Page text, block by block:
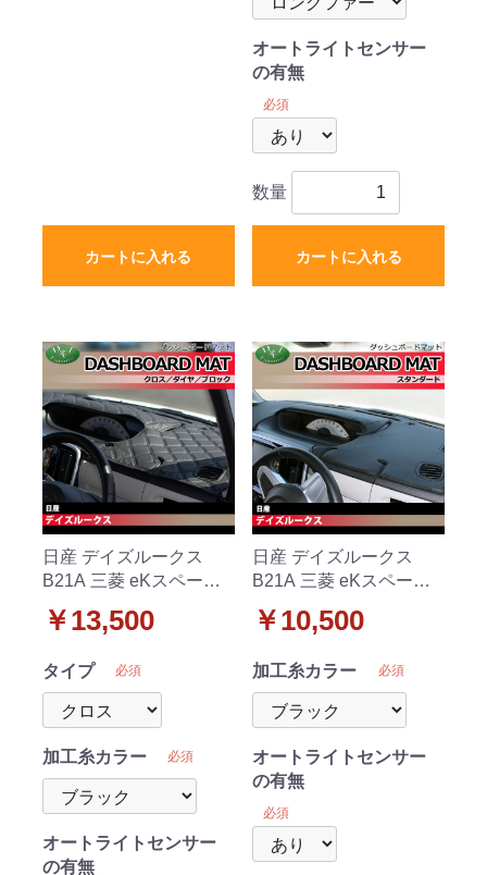
カートに入れる
オートライトセンサー
の有無
必須
数量
カートに入れる
日産 デイズルークス
B21A 三菱 eKスペース
ット クロス/ダイヤ/ブロ
￥13,500
タイプ 必須
加工糸カラー 必須
オートライトセンサー
の有無
日産 デイズルークス
B21A 三菱 eKスペース
ット スタンダード 受注
￥10,500
加工糸カラー 必須
オートライトセンサー
の有無
必須